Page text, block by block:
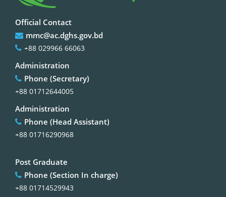
Official Contact
mmc@ac.dghs.gov.bd
+88 029966 66063
Administration
Phone (Secretary)
+88 01712644005
Administration
Phone (Head Assistant)
+88 01716290968
Post Graduate
Phone (Section In charge)
+88 01714529943